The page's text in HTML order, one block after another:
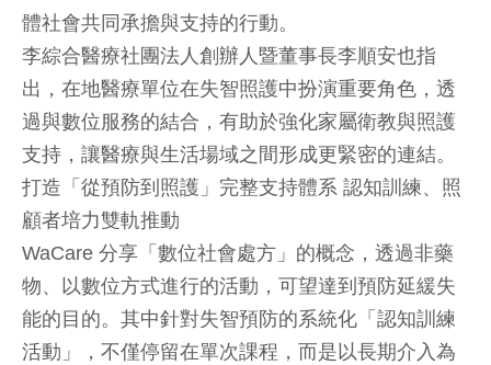
體社會共同承擔與支持的行動。
李綜合醫療社團法人創辦人暨董事長李順安也指
出，在地醫療單位在失智照護中扮演重要角色，透
過與數位服務的結合，有助於強化家屬衛教與照護
支持，讓醫療與生活場域之間形成更緊密的連結。
打造「從預防到照護」完整支持體系 認知訓練、照
顧者培力雙軌推動
WaCare 分享「數位社會處方」的概念，透過非藥
物、以數位方式進行的活動，可望達到預防延緩失
能的目的。其中針對失智預防的系統化「認知訓練
活動」，不僅停留在單次課程，而是以長期介入為